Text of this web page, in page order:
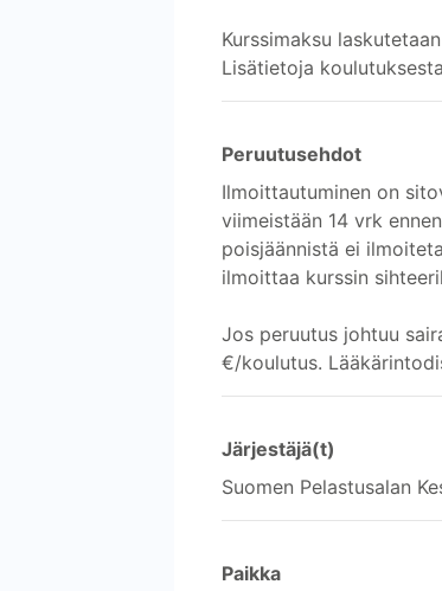
Kurssimaksu
Lisätietoja
Peruutusehdot
Ilmoittautuminen on
viimeistään 14 vrk
poisjäännistä ei
ilmoittaa kurssin
Jos peruutus johtuu
€/koulutus.
Järjestäjä(t)
Suomen Pelastusalan
Paikka